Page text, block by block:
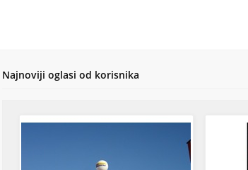
Najnoviji oglasi od korisnika